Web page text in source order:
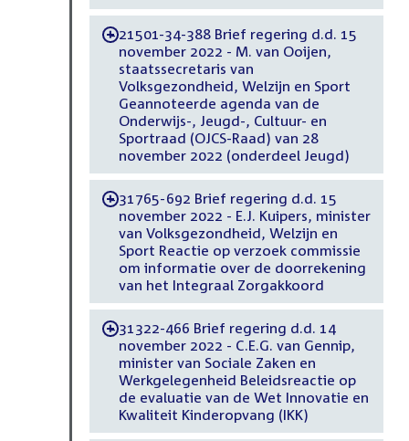
-21501-34-388 Brief regering d.d. 15
november 2022 - M. van Ooijen,
staatssecretaris van
Volksgezondheid, Welzijn en Sport
Geannoteerde agenda van de
Onderwijs-, Jeugd-, Cultuur- en
Sportraad (OJCS-Raad) van 28
november 2022 (onderdeel Jeugd)
-31765-692 Brief regering d.d. 15
november 2022 - E.J. Kuipers, minister
van Volksgezondheid, Welzijn en
Sport Reactie op verzoek commissie
om informatie over de doorrekening
van het Integraal Zorgakkoord
-31322-466 Brief regering d.d. 14
november 2022 - C.E.G. van Gennip,
minister van Sociale Zaken en
Werkgelegenheid Beleidsreactie op
de evaluatie van de Wet Innovatie en
Kwaliteit Kinderopvang (IKK)